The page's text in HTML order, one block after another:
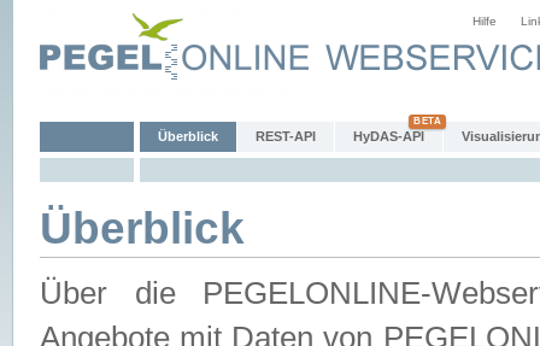
Hilfe
Überblick REST-API HyDAS-API
Überblick
Über die PEGELONLINE-
Angebote mit Daten von